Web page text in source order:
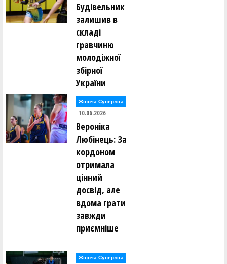
Будівельник
залишив в
складі
гравчиню
молодіжної
збірної
України
Жіноча Суперліга
10.06.2026
Вероніка
Любінець: За
кордоном
отримала
цінний
досвід, але
вдома грати
завжди
приємніше
Жіноча Суперліга